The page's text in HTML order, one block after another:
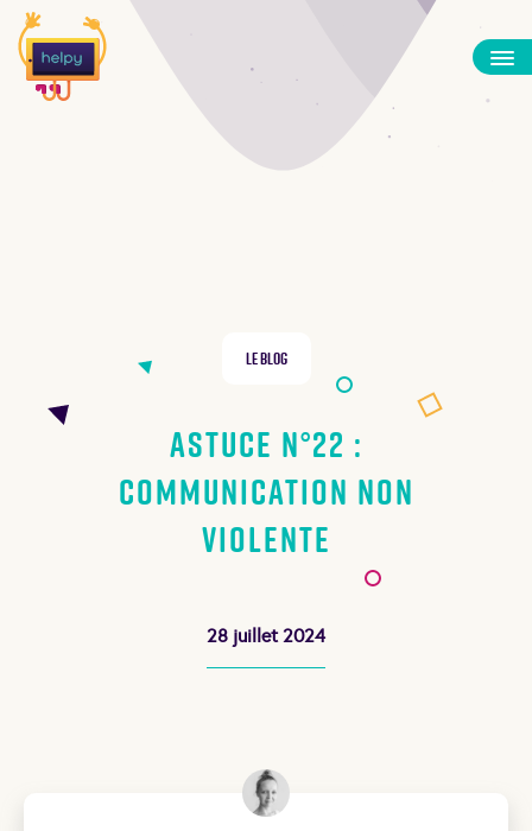
Le Blog
Astuce N°22 :
Communication non
violente
28 juillet 2024